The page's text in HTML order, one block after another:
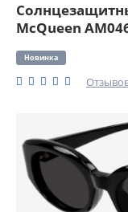
McQueen
Новинка